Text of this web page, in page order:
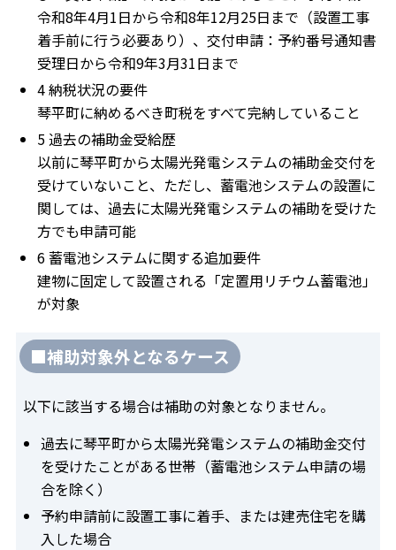
令和8年4月1日から令和8年12月25日まで（設置工事
着手前に行う必要あり）、交付申請：予約番号通知書
受理日から令和9年3月31日まで
4 納税状況の要件
琴平町に納めるべき町税をすべて完納していること
5 過去の補助金受給歴
以前に琴平町から太陽光発電システムの補助金交付を
受けていないこと、ただし、蓄電池システムの設置に
関しては、過去に太陽光発電システムの補助を受けた
方でも申請可能
6 蓄電池システムに関する追加要件
建物に固定して設置される「定置用リチウム蓄電池」
が対象
■補助対象外となるケース
以下に該当する場合は補助の対象となりません。
過去に琴平町から太陽光発電システムの補助金交付
を受けたことがある世帯（蓄電池システム申請の場
合を除く）
予約申請前に設置工事に着手、または建売住宅を購
入した場合